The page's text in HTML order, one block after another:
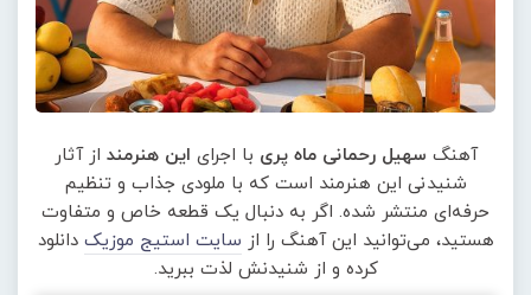
آهنگ سهیل رحمانی ماه پری با اجرای این هنرمند از آثار
شنیدنی این هنرمند است که با ملودی جذاب و تنظیم
حرفه‌ای منتشر شده. اگر به دنبال یک قطعه خاص و متفاوت
هستید، می‌توانید این آهنگ را از سایت استیج موزیک دانلود
کرده و از شنیدنش لذت ببرید.